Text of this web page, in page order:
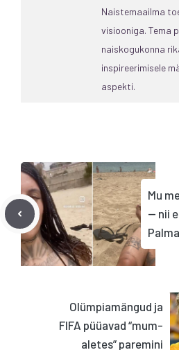
Naistemaailma
visiooniga. Tema
naiskogukonna
inspireerimisele
aspekti.
Mu
— nii
Olümpiamängud ja
FIFA püüavad “mum-
aletes” paremini